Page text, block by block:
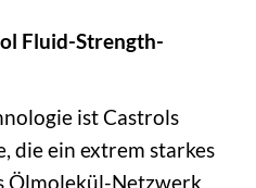
Fluid-Strength-
ist Castrols
die ein extrem starkes
Ölmolekül-Netzwerk